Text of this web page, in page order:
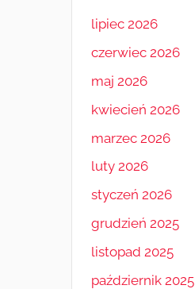
lipiec 2026
czerwiec 2026
maj 2026
kwiecień 2026
marzec 2026
luty 2026
styczeń 2026
grudzień 2025
listopad 2025
październik 2025